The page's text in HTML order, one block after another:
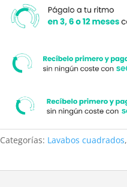
Categorías: Lavabos cuadrados,